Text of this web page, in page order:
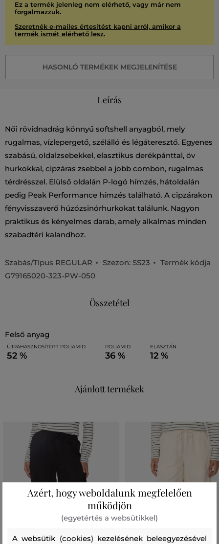
Ez a termék jelenleg nem elérhető, vagy már nem
forgalmazzuk.
Szeretnék e-mailes értesítést kapni arról, amikor a
termék ismét elérhető lesz.
HASONLÓ TERMÉKEK MEGJELENÍTÉSE
Leírás
Női rövidnadrág könnyű softshell anyagból, mely
rugalmas, vízlepergető, szélálló és légáteresztő. Egyenes
szabású, oldalzsebekkel, elasztikus derékpánttal, öv
hurkokkal, cipzáras zsebbel a jobb combon, rugalmas
térdrésszel. Elülső oldalán P-logó hímzés, hátoldalán
pedig Peak Performance hímzés található. A cipzárakon
fényvisszaverő húzózsinórhurkokat találunk. Nagyon
praktikus és kényelmes darab, amely alkalmas minden
szabadtéri kalandhoz.
Szabás/Típus REGULAR Szezon: SS23
Termék kódja
G79165020-323-PW-050
Összetétel
felső anyag
ÚJRAHASZNOSÍTOTT POLIAMID
52 %
POLIAMID
36 %
ELASZTÁN
12 %
Ajánlott termékek
Azért, hogy weboldalunk megfelelően
működjön
(egyetértés a websütikkel)
A websütik (cookies) kezelésének beleegyezésével